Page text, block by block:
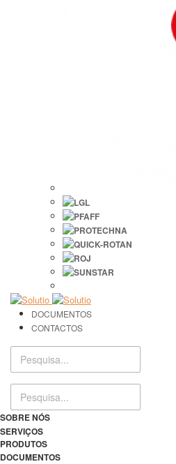
DOCUMENTOS
CONTACTOS
SOBRE NÓS
SERVIÇOS
PRODUTOS
DOCUMENTOS